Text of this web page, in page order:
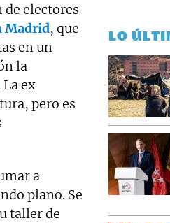
de electores
Madrid, que
en un
la
La ex
pero es
a
plano. Se
taller de
LO